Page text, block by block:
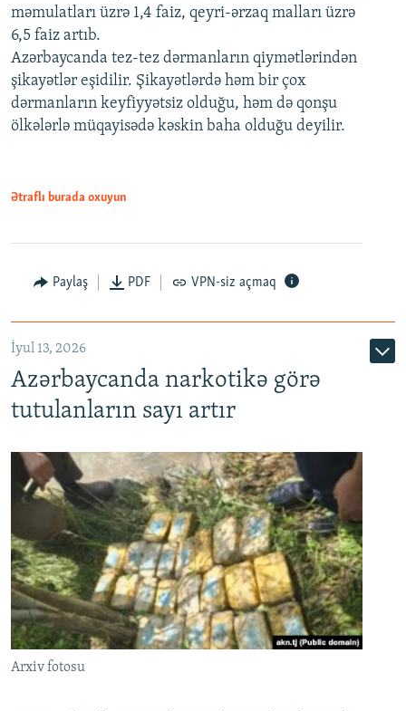
məmulatları üzrə 1,4 faiz, qeyri-ərzaq malları üzrə
6,5 faiz artıb.
Azərbaycanda tez-tez dərmanların qiymətlərindən
şikayətlər eşidilir. Şikayətlərdə həm bir çox
dərmanların keyfiyyətsiz olduğu, həm də qonşu
ölkələrlə müqayisədə kəskin baha olduğu deyilir.
Ətraflı burada oxuyun
Paylaş PDF VPN-siz açmaq
İyul 13, 2026
Azərbaycanda narkotikə görə
tutulanların sayı artır
Arxiv fotosu